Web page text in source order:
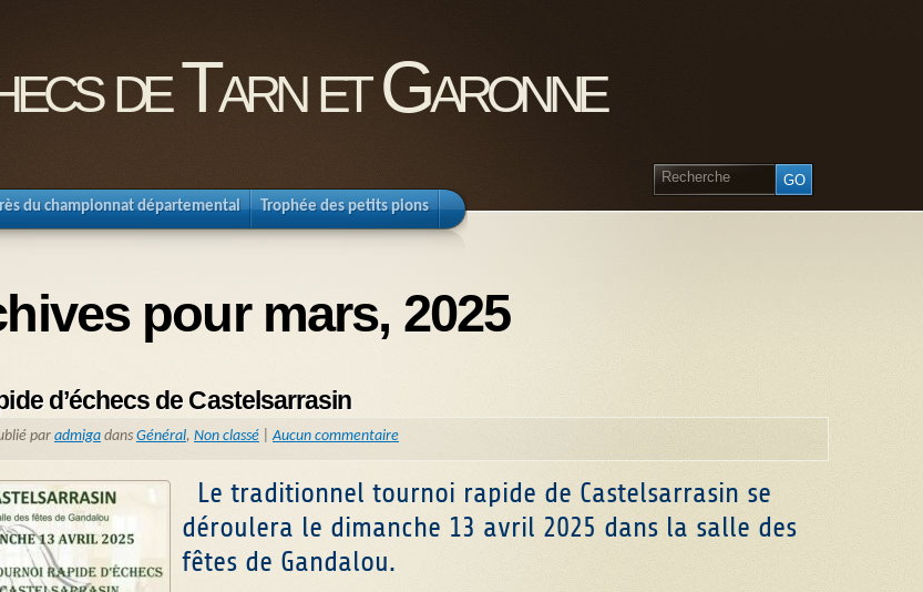
de Tarn et Garonne
du championnat départemental Trophée des petits pions
pour mars, 2025
d’échecs de Castelsarrasin
par admiga dans Général, Non classé |Aucun commentaire
Le traditionnel tournoi rapide de Castelsarrasin se
déroulera le dimanche 13 avril 2025 dans la salle des
fêtes de Gandalou.